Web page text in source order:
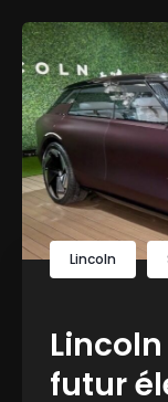
Lincoln
futur